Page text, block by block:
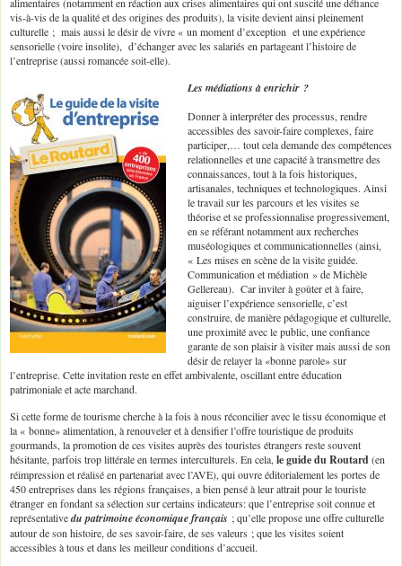
vis-à-vis de la qualité et des origines des produits), la visite devient ainsi pleinement
culturelle ; mais aussi le désir de vivre « un moment d’exception et une expérience
sensorielle (voire insolite), d’échanger avec les salariés en partageant l’histoire de
l’entreprise (aussi romancée soit-elle).
Les médiations à enrichir ?
Donner à interpréter des processus, rendre
accessibles des savoir-faire complexes, faire
participer,… tout cela demande des compétences
relationnelles et une capacité à transmettre des
connaissances, tout à la fois historiques,
artisanales, techniques et technologiques. Ainsi
le travail sur les parcours et les visites se
théorise et se professionnalise progressivement,
en se référant notamment aux recherches
muséologiques et communicationnelles (ainsi,
« Les mises en scène de la visite guidée.
Communication et médiation » de Michèle
Gellereau). Car inviter à goûter et à faire,
aiguiser l’expérience sensorielle, c’est
construire, de manière pédagogique et culturelle,
une proximité avec le public, une confiance
garante de son plaisir à visiter mais aussi de son
désir de relayer la «bonne parole» sur
l’entreprise. Cette invitation reste en effet ambivalente, oscillant entre éducation
patrimoniale et acte marchand.
Si cette forme de tourisme cherche à la fois à nous réconcilier avec le tissu économique et
la « bonne» alimentation, à renouveler et à densifier l’offre touristique de produits
gourmands, la promotion de ces visites auprès des touristes étrangers reste souvent
hésitante, parfois trop littérale en termes interculturels. En cela, le guide du Routard(en
réimpression et réalisé en partenariat avec l’AVE), qui ouvre éditorialement les portes de
450 entreprises dans les régions françaises, a bien pensé à leur attrait pour le touriste
étranger en fondant sa sélection sur certains indicateurs: que l’entreprise soit connue et
représentativedu patrimoine économique français ; qu’elle propose une offre culturelle
autour de son histoire, de ses savoir-faire, de ses valeurs ; que les visites soient
accessibles à tous et dans les meilleur conditions d’accueil.